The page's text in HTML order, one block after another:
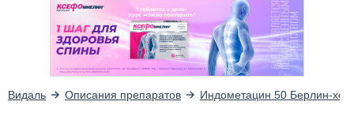
Видаль Описания препаратов Индометацин 50 Берлин-